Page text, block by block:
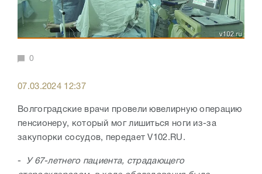
0
07.03.2024 12:37
Волгоградские врачи провели ювелирную операцию
пенсионеру, который мог лишиться ноги из-за
закупорки сосудов, передает V102.RU.
- У 67-летнего пациента, страдающего